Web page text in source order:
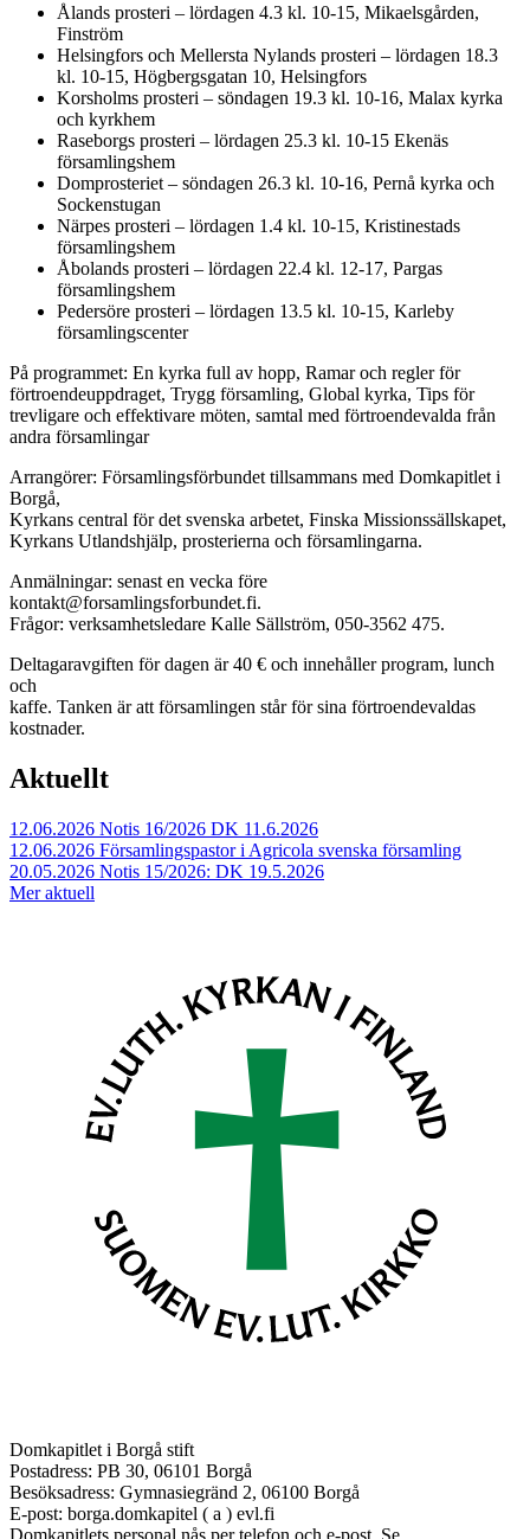
Ålands prosteri – lördagen 4.3 kl. 10-15, Mikaelsgården,
Finström
Helsingfors och Mellersta Nylands prosteri – lördagen 18.3
kl. 10-15, Högbergsgatan 10, Helsingfors
Korsholms prosteri – söndagen 19.3 kl. 10-16, Malax kyrka
och kyrkhem
Raseborgs prosteri – lördagen 25.3 kl. 10-15 Ekenäs
församlingshem
Domprosteriet – söndagen 26.3 kl. 10-16, Pernå kyrka och
Sockenstugan
Närpes prosteri – lördagen 1.4 kl. 10-15, Kristinestads
församlingshem
Åbolands prosteri – lördagen 22.4 kl. 12-17, Pargas
församlingshem
Pedersöre prosteri – lördagen 13.5 kl. 10-15, Karleby
församlingscenter
På programmet: En kyrka full av hopp, Ramar och regler för
förtroendeuppdraget, Trygg församling, Global kyrka, Tips för
trevligare och effektivare möten, samtal med förtroendevalda från
andra församlingar
Arrangörer: Församlingsförbundet tillsammans med Domkapitlet i
Borgå,
Kyrkans central för det svenska arbetet, Finska Missionssällskapet,
Kyrkans Utlandshjälp, prosterierna och församlingarna.
Anmälningar: senast en vecka före
kontakt@forsamlingsforbundet.fi.
Frågor: verksamhetsledare Kalle Sällström, 050-3562 475.
Deltagaravgiften för dagen är 40 € och innehåller program, lunch
och
kaffe. Tanken är att församlingen står för sina förtroendevaldas
kostnader.
Aktuellt
12.06.2026 Notis 16/2026 DK 11.6.2026
12.06.2026 Församlingspastor i Agricola svenska församling
20.05.2026 Notis 15/2026: DK 19.5.2026
Mer aktuell
Domkapitlet i Borgå stift
Postadress: PB 30, 06101 Borgå
Besöksadress: Gymnasiegränd 2, 06100 Borgå
E-post: borga.domkapitel ( a ) evl.fi
Domkapitlets personal nås per telefon och e-post. Se